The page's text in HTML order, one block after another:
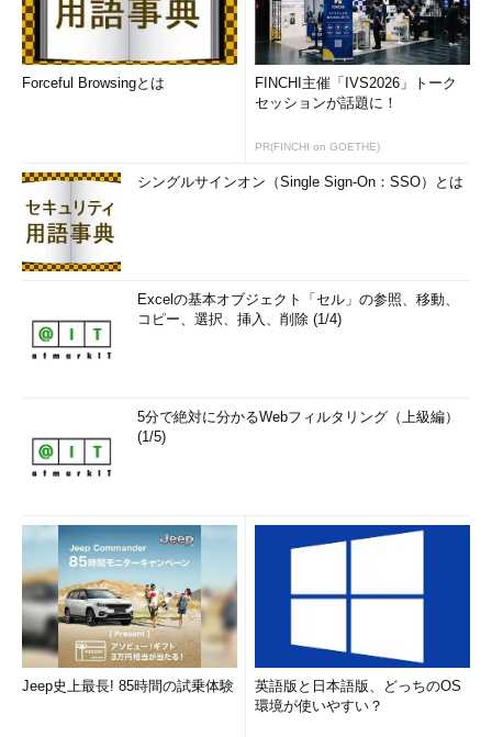
DISKPART> exit …コマンドの終了
DiskPart を終了しています...
以上の操作でディスクの管理領域は削除され、Windows OSか
らは未初期化状態のディスクとして見えるようになる。あとは初
期化して、パーティションを確保すればよい。
初期化されたディスク
ティションの確保を行う。
（1）未初期化状態になったディスク。ここを右
クリックする。
（2）ポップアップ・メニューから［ディスク
の初期化］を行うと、ディスクの管理方法がMBR
方式になり、パーティションの確保などができる
ようになる。
Forceful Browsingとは
FINCHI主催「IVS2026」トーク
セッションが話題に！
PR(FINCHI on GOETHE)
シングルサインオン（Single Sign-On：SSO）とは
Excelの基本オブジェクト「セル」の参照、移動、
コピー、選択、挿入、削除 (1/4)
5分で絶対に分かるWebフィルタリング（上級編）
(1/5)
Jeep史上最長! 85時間の試乗体験
英語版と日本語版、どっちのOS
環境が使いやすい？